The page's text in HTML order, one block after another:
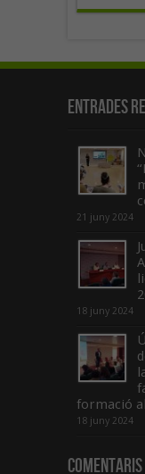
Entrades
21 juny 2024
18 juny 2024
formació
18 juny 2024